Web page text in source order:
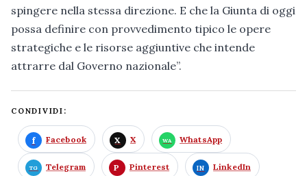
spingere nella stessa direzione. E che la Giunta di oggi
possa definire con provvedimento tipico le opere
strategiche e le risorse aggiuntive che intende
attrarre dal Governo nazionale”.
CONDIVIDI:
Facebook X WhatsApp
Telegram Pinterest LinkedIn